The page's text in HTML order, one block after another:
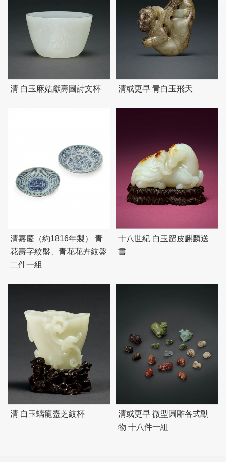
清 白玉麻姑獻壽圖詩文杯 清或更早 青白玉飛天
清嘉慶（約1816年製） 青
花壽字紋盤、青花花卉紋盤
二件一組
十八世紀 白玉留皮麒麟送
書
清 白玉螭龍靈芝紋杯
清或更早 微型圓雕各式動
物 十八件一組